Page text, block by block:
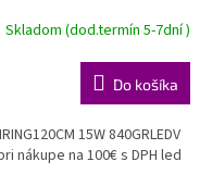
Skladom (dod.termín 5-7dní )
Do košíka
15W 840GRLEDV
nákupe na 100€ s DPH led